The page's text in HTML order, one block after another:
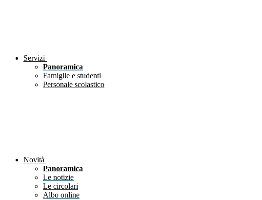
Servizi
Panoramica
Famiglie e studenti
Personale scolastico
Novità
Panoramica
Le notizie
Le circolari
Albo online